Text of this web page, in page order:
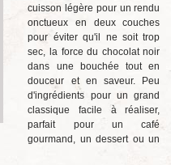
cuisson légère pour un rendu
onctueux en deux couches
pour éviter qu'il ne soit trop
sec, la force du chocolat noir
dans une bouchée tout en
douceur et en saveur. Peu
d'ingrédients pour un grand
classique facile à réaliser,
parfait pour un café
gourmand, un dessert ou un